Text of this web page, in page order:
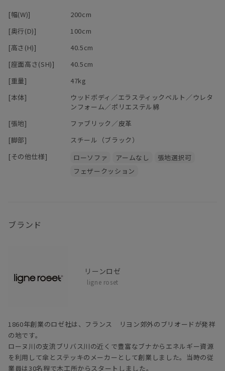
[幅(W)]
200cm
[奥行(D)]
100cm
[高さ(H)]
40.5cm
[座面高さ(SH)]
40.5cm
[重量]
47kg
[本体]
ウッドボディ／エラスティックベルト／ウレタ
ンフォーム／ポリエステル綿
[張地]
ファブリック／皮革
[脚部]
スチール（ブラック）
[その他仕様]
ローソファ アームなし
張地選択可
フェザークッション
ブランド
リーンロゼ
ligne roset
1860年創業のロゼ社は、フランス リヨン郊外のブリオードが発祥
の地です。
ローヌ川の支流ブリバス川の近くで豊富なブナからエネルギー資源
を利用して傘とステッキのメーカーとして創業しました。当時の従
業員は30名程で木工所からスタートしました。